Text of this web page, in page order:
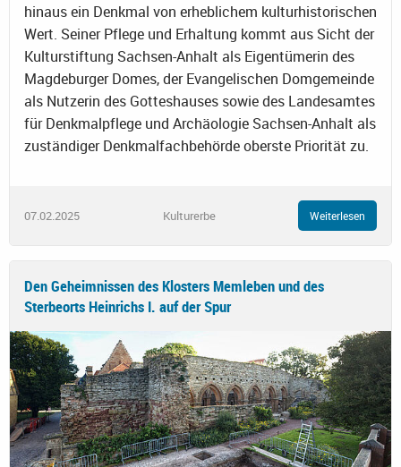
hinaus ein Denkmal von erheblichem kulturhistorischen
Wert. Seiner Pflege und Erhaltung kommt aus Sicht der
Kulturstiftung Sachsen-Anhalt als Eigentümerin des
Magdeburger Domes, der Evangelischen Domgemeinde
als Nutzerin des Gotteshauses sowie des Landesamtes
für Denkmalpflege und Archäologie Sachsen-Anhalt als
zuständiger Denkmalfachbehörde oberste Priorität zu.
07.02.2025 Kulturerbe Weiterlesen
Den Geheimnissen des Klosters Memleben und des
Sterbeorts Heinrichs I. auf der Spur